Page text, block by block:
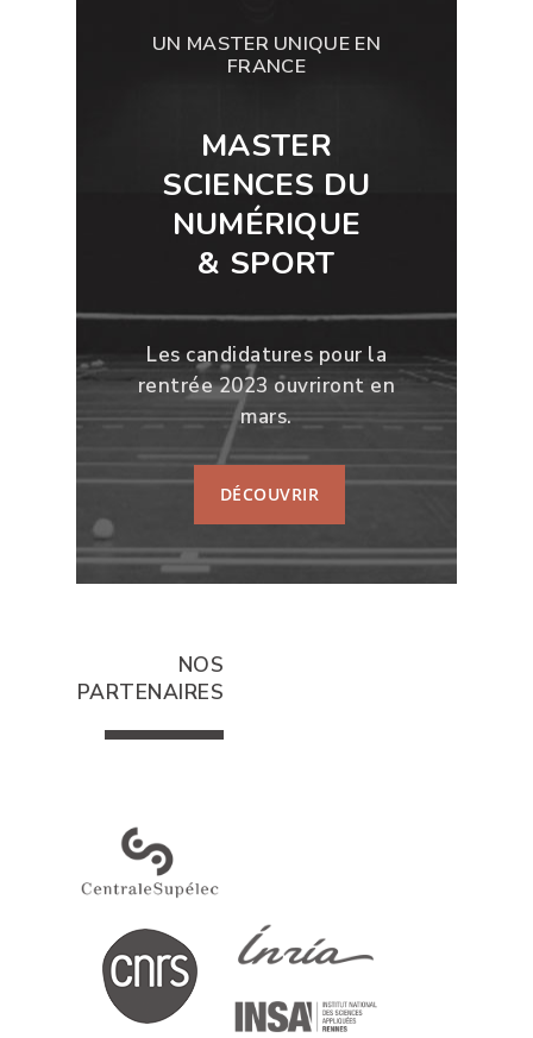
UN MASTER UNIQUE EN
FRANCE
MASTER
SCIENCES DU
NUMÉRIQUE
& SPORT
Les candidatures pour la
rentrée 2023 ouvriront en
mars.
DÉCOUVRIR
NOS
PARTENAIRES